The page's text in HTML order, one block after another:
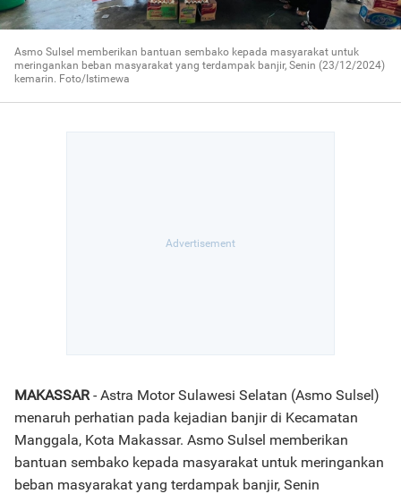
Asmo Sulsel memberikan bantuan sembako kepada masyarakat untuk
meringankan beban masyarakat yang terdampak banjir, Senin (23/12/2024)
kemarin. Foto/Istimewa
MAKASSAR- Astra Motor Sulawesi Selatan (Asmo Sulsel)
menaruh perhatian pada kejadian banjir di Kecamatan
Manggala, Kota Makassar. Asmo Sulsel memberikan
bantuan sembako kepada masyarakat untuk meringankan
beban masyarakat yang terdampak banjir, Senin